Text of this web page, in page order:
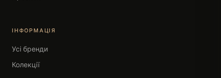
ІНФОРМАЦІЯ
Усі бренди
Колекції